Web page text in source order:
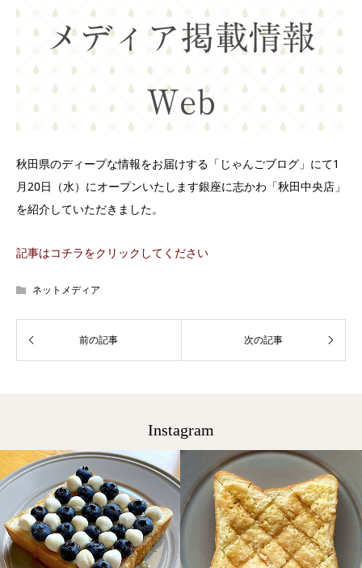
秋田県のディープな情報をお届けする「じゃんごブログ」にて1
月20日（水）にオープンいたします銀座に志かわ「秋田中央店」
を紹介していただきました。
記事はコチラをクリックしてください
ネットメディア
Instagram